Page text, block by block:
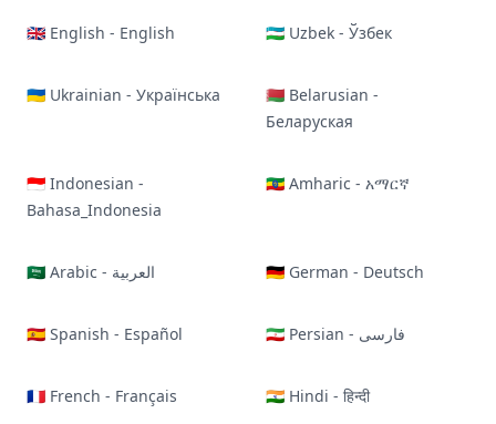
🇬🇧 English - English 🇺🇿 Uzbek - Ўзбек
🇺🇦 Ukrainian - Українська
🇧🇾 Belarusian -
Беларуская
🇮🇩 Indonesian -
Bahasa_Indonesia
🇪🇹 Amharic - አማርኛ
🇸🇦 Arabic - العربية 🇩🇪 German - Deutsch
🇪🇸 Spanish - Español 🇮🇷 Persian - فارسی
🇫🇷 French - Français 🇮🇳 Hindi - हिन्दी